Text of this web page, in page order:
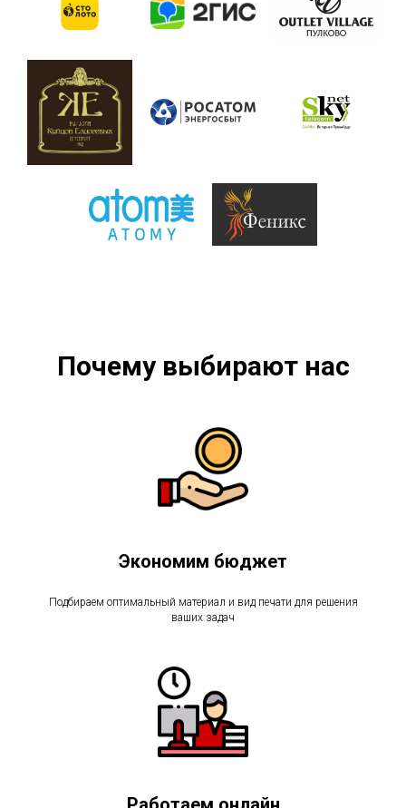
Почему выбирают нас
Экономим бюджет
Подбираем оптимальный материал и вид печати для решения
ваших задач